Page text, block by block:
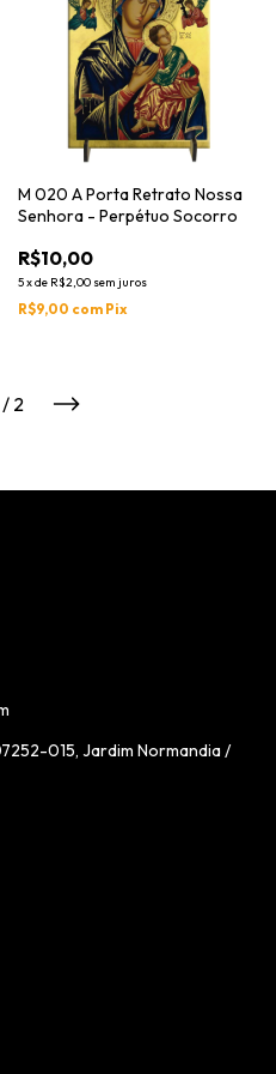
M 020 A Porta Retrato Nossa
Senhora - Perpétuo Socorro
R$10,00
5xde R$2,00 sem juros
R$9,00 com Pix
/ 2
015, Jardim Normandia /